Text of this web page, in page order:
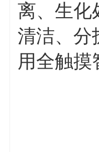
离、生化
清洁、分
用全触摸